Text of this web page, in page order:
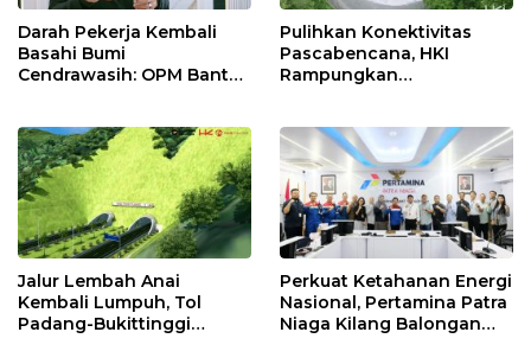
Darah Pekerja Kembali
Basahi Bumi
Cendrawasih: OPM Bantai
Pulihkan Konektivitas
Pascabencana, HKI
Rampungkan
Jalur Lembah Anai
Kembali Lumpuh, Tol
Padang-Bukittinggi
Perkuat Ketahanan Energi
Nasional, Pertamina Patra
Niaga Kilang Balongan